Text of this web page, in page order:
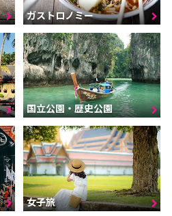
ガストロノミー
国立公園・歴史公園
女子旅